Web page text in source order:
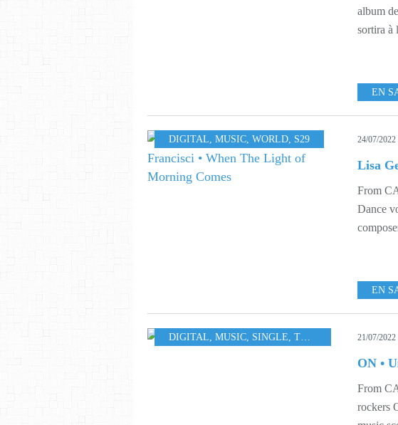
album
sortira à
EN
DIGITAL, MUSIC, WORLD, S29 24/07/2022
From
Dance
EN
DIGITAL, MUSIC, SINGLE, TOUR 21/07/2022
ON •
From
rockers